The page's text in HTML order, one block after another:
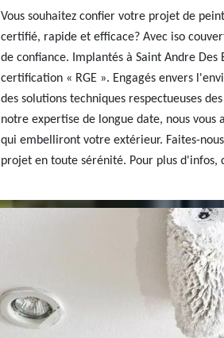
Vous souhaitez confier votre projet de
certifié, rapide et efficace? Avec iso
de confiance. Implantés à Saint Andre Des
certification « RGE ». Engagés envers
des solutions techniques respectueuses
notre expertise de longue date, nous vous
qui embelliront votre extérieur. Faites-
projet en toute sérénité. Pour plus d'infos,